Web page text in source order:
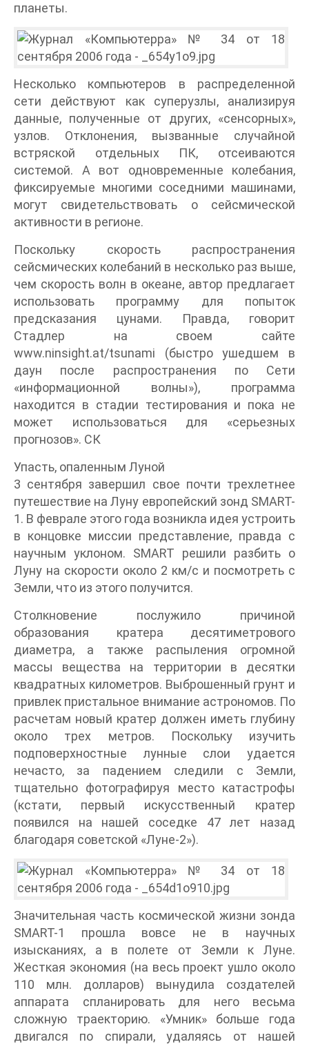
планеты.
Несколько компьютеров в распределенной
сети действуют как суперузлы, анализируя
данные, полученные от других, «сенсорных»,
узлов. Отклонения, вызванные случайной
встряской отдельных ПК, отсеиваются
системой. А вот одновременные колебания,
фиксируемые многими соседними машинами,
могут свидетельствовать о сейсмической
активности в регионе.
Поскольку скорость распространения
сейсмических колебаний в несколько раз выше,
чем скорость волн в океане, автор предлагает
использовать программу для попыток
предсказания цунами. Правда, говорит
Стадлер на своем сайте
www.ninsight.at/tsunami (быстро ушедшем в
даун после распространения по Сети
«информационной волны»), программа
находится в стадии тестирования и пока не
может использоваться для «серьезных
прогнозов». СК
Упасть, опаленным Луной
3 сентября завершил свое почти трехлетнее
путешествие на Луну европейский зонд SMART-
1. В феврале этого года возникла идея устроить
в концовке миссии представление, правда с
научным уклоном. SMART решили разбить о
Луну на скорости около 2 км/с и посмотреть с
Земли, что из этого получится.
Столкновение послужило причиной
образования кратера десятиметрового
диаметра, а также распыления огромной
массы вещества на территории в десятки
квадратных километров. Выброшенный грунт и
привлек пристальное внимание астрономов. По
расчетам новый кратер должен иметь глубину
около трех метров. Поскольку изучить
подповерхностные лунные слои удается
нечасто, за падением следили с Земли,
тщательно фотографируя место катастрофы
(кстати, первый искусственный кратер
появился на нашей соседке 47 лет назад
благодаря советской «Луне-2»).
Значительная часть космической жизни зонда
SMART-1 прошла вовсе не в научных
изысканиях, а в полете от Земли к Луне.
Жесткая экономия (на весь проект ушло около
110 млн. долларов) вынудила создателей
аппарата спланировать для него весьма
сложную траекторию. «Умник» больше года
двигался по спирали, удаляясь от нашей